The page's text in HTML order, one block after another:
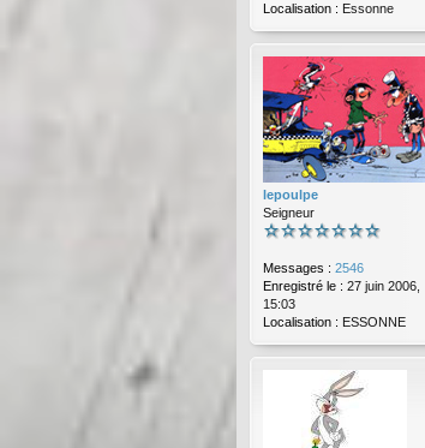
Localisation : Essonne
lepoulpe
Seigneur
Messages : 2546
Enregistré le : 27 juin 2006,
15:03
Localisation : ESSONNE